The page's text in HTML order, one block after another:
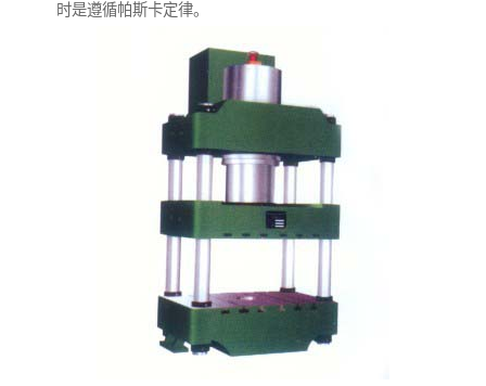
时是遵循帕斯卡定律。